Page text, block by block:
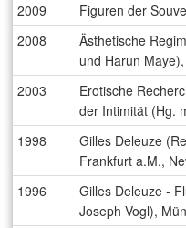
2009
Figuren der
2008
Ästhetische
und Harun
2003
Erotische
der Intimität (Hg.
1998
Gilles Deleuze
Frankfurt a.M.,
1996
Gilles Deleuze -
Joseph Vogl),